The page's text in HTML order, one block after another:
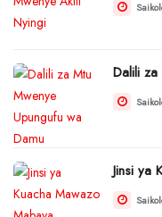
Dalili za
Jinsi ya